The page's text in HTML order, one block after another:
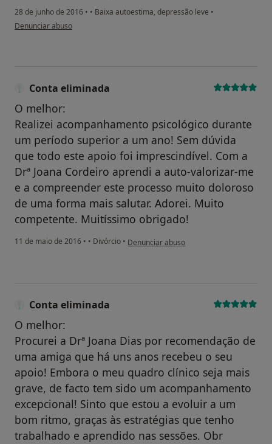
28 de junho de 2016 • • Baixa autoestima, depressão leve •
na opinião do utilizador paciente
Denunciar abuso
Conta eliminada
O melhor:
Realizei acompanhamento psicológico durante
um período superior a um ano! Sem dúvida
que todo este apoio foi imprescindível. Com a
Drª Joana Cordeiro aprendi a auto-valorizar-me
e a compreender este processo muito doloroso
de uma forma mais salutar. Adorei. Muito
competente. Muitíssimo obrigado!
11 de maio de 2016 • • Divórcio • na opinião do utilizador Conta eliminada
Denunciar abuso
Conta eliminada
O melhor:
Procurei a Drª Joana Dias por recomendação de
uma amiga que há uns anos recebeu o seu
apoio! Embora o meu quadro clínico seja mais
grave, de facto tem sido um acompanhamento
excepcional! Sinto que estou a evoluir a um
bom ritmo, graças às estratégias que tenho
trabalhado e aprendido nas sessões. Obr